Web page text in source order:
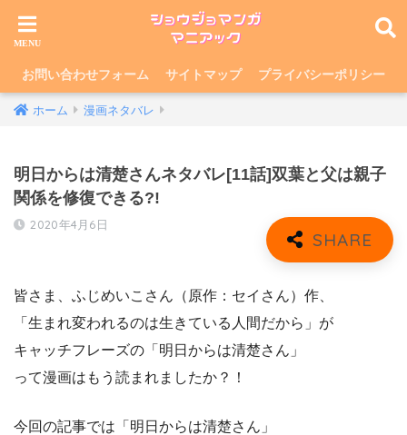
お問い合わせフォーム サイトマップ プライバシーポリシー
ホーム 漫画ネタバレ
明日からは清楚さんネタバレ[11話]双葉と父は親子
関係を修復できる?!
2020年4月6日
皆さま、ふじめいこさん（原作：セイさん）作、
「生まれ変われるのは生きている人間だから」が
キャッチフレーズの「明日からは清楚さん」
って漫画はもう読まれましたか？！
今回の記事では「明日からは清楚さん」